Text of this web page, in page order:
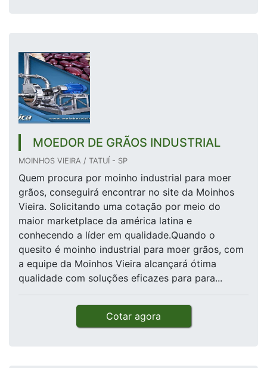
MOEDOR DE GRÃOS INDUSTRIAL
MOINHOS VIEIRA / TATUÍ - SP
Quem procura por moinho industrial para moer
grãos, conseguirá encontrar no site da Moinhos
Vieira. Solicitando uma cotação por meio do
maior marketplace da américa latina e
conhecendo a líder em qualidade.Quando o
quesito é moinho industrial para moer grãos, com
a equipe da Moinhos Vieira alcançará ótima
qualidade com soluções eficazes para para...
Cotar agora